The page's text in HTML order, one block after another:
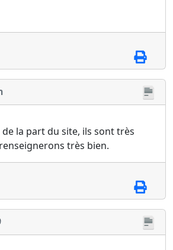
la part du site, ils sont très
très bien.